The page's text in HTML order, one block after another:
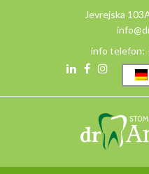
Jevrejska
info telefon:
Facebook
Instagram